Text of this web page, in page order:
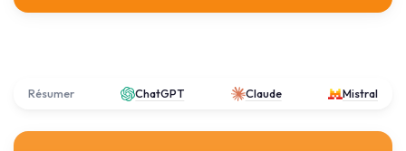
Résumer ChatGPT Claude Mistral